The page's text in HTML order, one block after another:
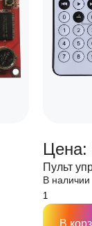
Цена:
Пульт
В наличии
В